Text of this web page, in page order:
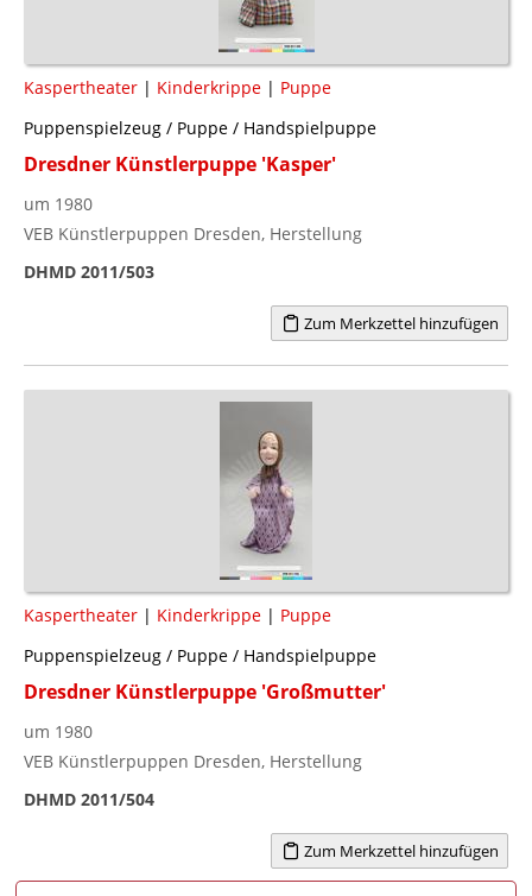
Kaspertheater | Kinderkrippe | Puppe
Puppenspielzeug / Puppe / Handspielpuppe
Dresdner Künstlerpuppe 'Kasper'
um 1980
VEB Künstlerpuppen Dresden, Herstellung
DHMD 2011/503
Zum Merkzettel hinzufügen
Kaspertheater | Kinderkrippe | Puppe
Puppenspielzeug / Puppe / Handspielpuppe
Dresdner Künstlerpuppe 'Großmutter'
um 1980
VEB Künstlerpuppen Dresden, Herstellung
DHMD 2011/504
Zum Merkzettel hinzufügen